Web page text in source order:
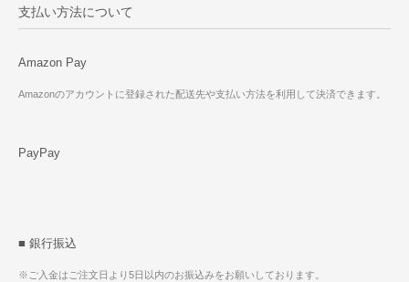
支払い方法について
Amazon Pay
Amazonのアカウントに登録された配送先や支払い方法を利用して決済できます。
PayPay
■ 銀行振込
※ご入金はご注文日より5日以内のお振込みをお願いしております。